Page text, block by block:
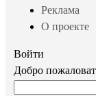
Реклама
О проекте
Войти
Добро